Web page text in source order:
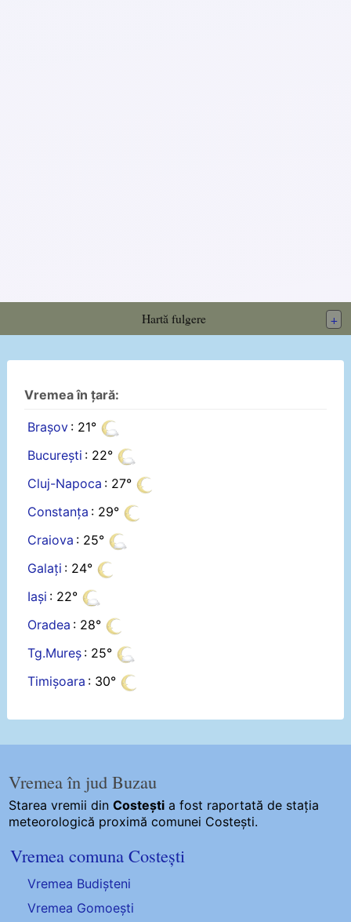
Hartă fulgere +
Vremea în țară:
Brașov : 21°
București : 22°
Cluj-Napoca : 27°
Constanța : 29°
Craiova : 25°
Galați : 24°
Iași : 22°
Oradea : 28°
Tg.Mureș : 25°
Timișoara : 30°
Vremea în jud Buzau
Starea vremii dinCostești a fost raportată de stația
meteorologică proximă comunei Costești.
Vremea comuna Costești
Vremea Budișteni
Vremea Gomoești